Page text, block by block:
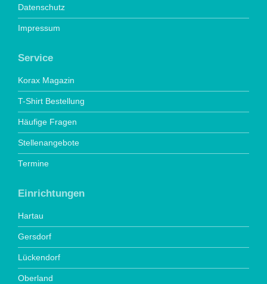
Datenschutz
Impressum
Service
Korax Magazin
T-Shirt Bestellung
Häufige Fragen
Stellenangebote
Termine
Einrichtungen
Hartau
Gersdorf
Lückendorf
Oberland